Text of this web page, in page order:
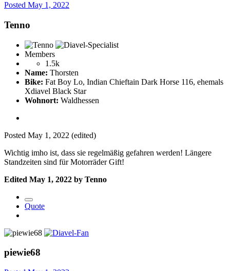
Posted May 1, 2022
Tenno
Members
1.5k
Name: Thorsten
Bike: Fat Boy Lo, Indian Chieftain Dark Horse 116, ehemals
Xdiavel Black Star
Wohnort: Waldhessen
Posted May 1, 2022 (edited)
Wichtig imho ist, dass sie regelmäßig gefahren werden! Längere
Standzeiten sind für Motorräder Gift!
Edited May 1, 2022 by Tenno
Quote
piewie68